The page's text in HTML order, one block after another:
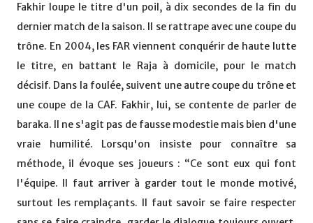
Fakhir loupe le titre d'un poil, à dix secondes de la fin du
dernier match de la saison. Il se rattrape avec une coupe du
trône. En 2004, les FAR viennent conquérir de haute lutte
le titre, en battant le Raja à domicile, pour le match
décisif. Dans la foulée, suivent une autre coupe du trône et
une coupe de la CAF. Fakhir, lui, se contente de parler de
baraka. Il ne s'agit pas de fausse modestie mais bien d'une
vraie humilité. Lorsqu'on insiste pour connaître sa
méthode, il évoque ses joueurs : “Ce sont eux qui font
l'équipe. Il faut arriver à garder tout le monde motivé,
surtout les remplaçants. Il faut savoir se faire respecter